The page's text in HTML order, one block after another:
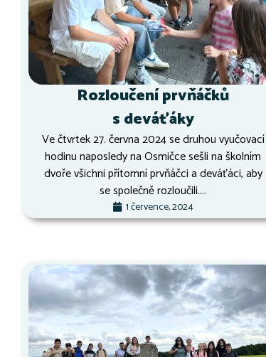
Rozloučení prvňáčků
s deváťáky
Ve čtvrtek 27. června 2024 se druhou vyučovací
hodinu naposledy na Osmičce sešli na školním
dvoře všichni přítomní prvňáčci a deváťáci, aby
se společně rozloučili....
1 července, 2024